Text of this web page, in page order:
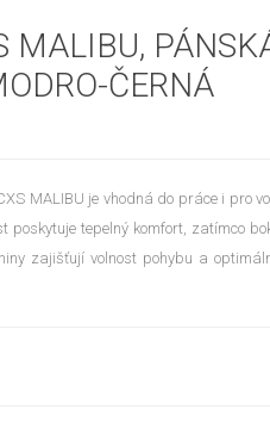
MALIBU,
ČERNÁ
MALIBU je vhodná do práce i pro
poskytuje tepelný komfort, zatímco
zajišťují volnost pohybu a